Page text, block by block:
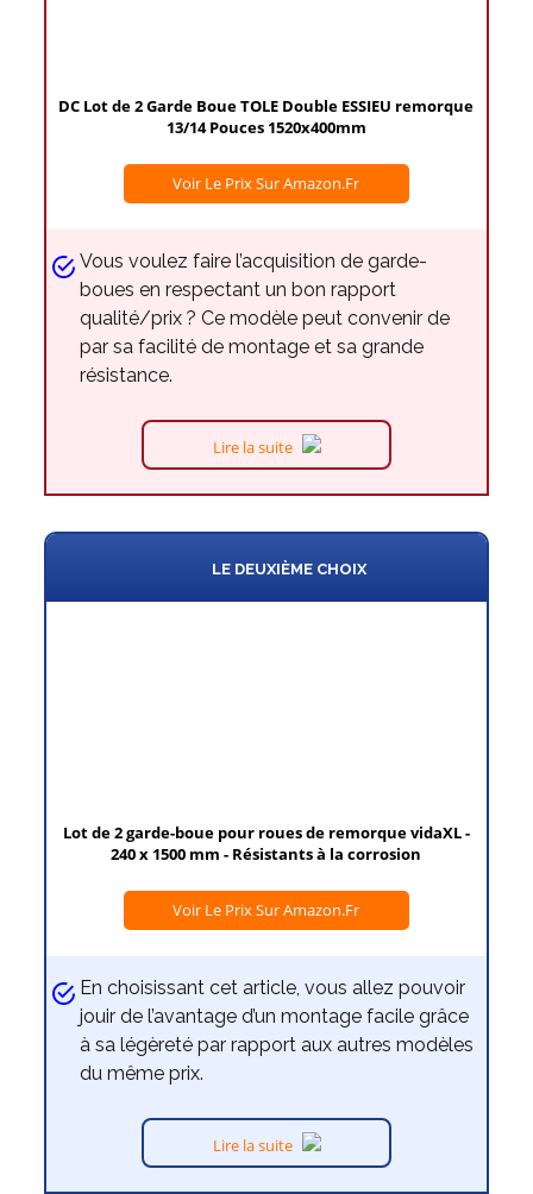
DC Lot de 2 Garde Boue TOLE Double ESSIEU remorque
13/14 Pouces 1520x400mm
Voir Le Prix Sur Amazon.fr
Vous voulez faire l’acquisition de garde-
boues en respectant un bon rapport
qualité/prix ? Ce modèle peut convenir de
par sa facilité de montage et sa grande
résistance.
Lire la suite
LE DEUXIÈME CHOIX
Lot de 2 garde-boue pour roues de remorque vidaXL -
240 x 1500 mm - Résistants à la corrosion
Voir Le Prix Sur Amazon.fr
En choisissant cet article, vous allez pouvoir
jouir de l’avantage d’un montage facile grâce
à sa légèreté par rapport aux autres modèles
du même prix.
Lire la suite